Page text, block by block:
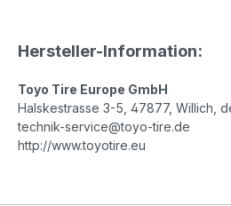
Hersteller-Information:
Toyo Tire Europe GmbH
Halskestrasse 3-5, 47877, Willich,
technik-service@toyo-tire.de
http://www.toyotire.eu